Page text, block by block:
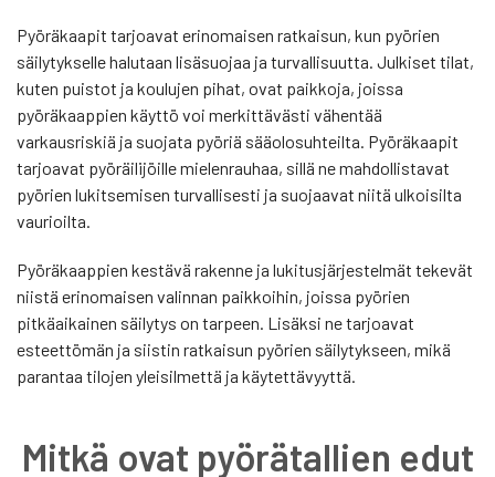
Pyöräkaapit tarjoavat erinomaisen ratkaisun, kun pyörien
säilytykselle halutaan lisäsuojaa ja turvallisuutta. Julkiset tilat,
kuten puistot ja koulujen pihat, ovat paikkoja, joissa
pyöräkaappien käyttö voi merkittävästi vähentää
varkausriskiä ja suojata pyöriä sääolosuhteilta. Pyöräkaapit
tarjoavat pyöräilijöille mielenrauhaa, sillä ne mahdollistavat
pyörien lukitsemisen turvallisesti ja suojaavat niitä ulkoisilta
vaurioilta.
Pyöräkaappien kestävä rakenne ja lukitusjärjestelmät tekevät
niistä erinomaisen valinnan paikkoihin, joissa pyörien
pitkäaikainen säilytys on tarpeen. Lisäksi ne tarjoavat
esteettömän ja siistin ratkaisun pyörien säilytykseen, mikä
parantaa tilojen yleisilmettä ja käytettävyyttä.
Mitkä ovat pyörätallien edut